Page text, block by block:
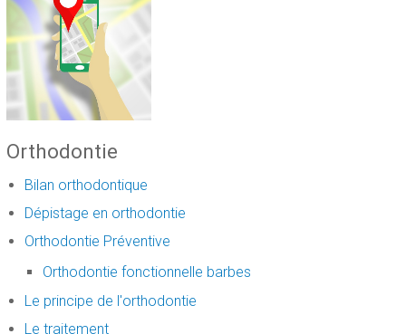
Orthodontie
Bilan orthodontique
Dépistage en orthodontie
Orthodontie Préventive
Orthodontie fonctionnelle barbes
Le principe de l'orthodontie
Le traitement